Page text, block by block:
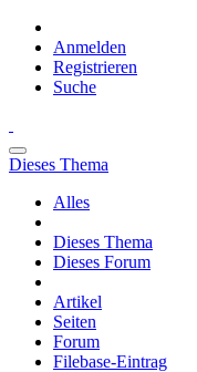
Anmelden
Registrieren
Suche
Dieses Thema
Alles
Dieses Thema
Dieses Forum
Artikel
Seiten
Forum
Filebase-Eintrag